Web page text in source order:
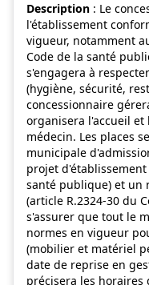
Description : Le
l'établissement
vigueur, notamment
Code de la santé
s'engagera à
(hygiène, sécurité,
concessionnaire
organisera l'accueil et
médecin. Les places
municipale
projet d'établissement
santé publique) et un
(article R.2324-30 du
s'assurer que tout le
normes en vigueur
(mobilier et matériel
date de reprise en
précisera les